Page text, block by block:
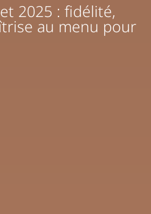
2025 : fidélité,
au menu pour